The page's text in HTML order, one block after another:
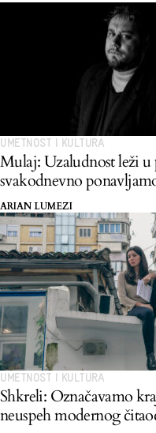
UMETNOST I KULTURA
Mulaj: Uzaludnost leži
svakodnevno
ARIAN LUMEZI
UMETNOST I KULTURA
Shkreli: Označavamo
neuspeh modernog